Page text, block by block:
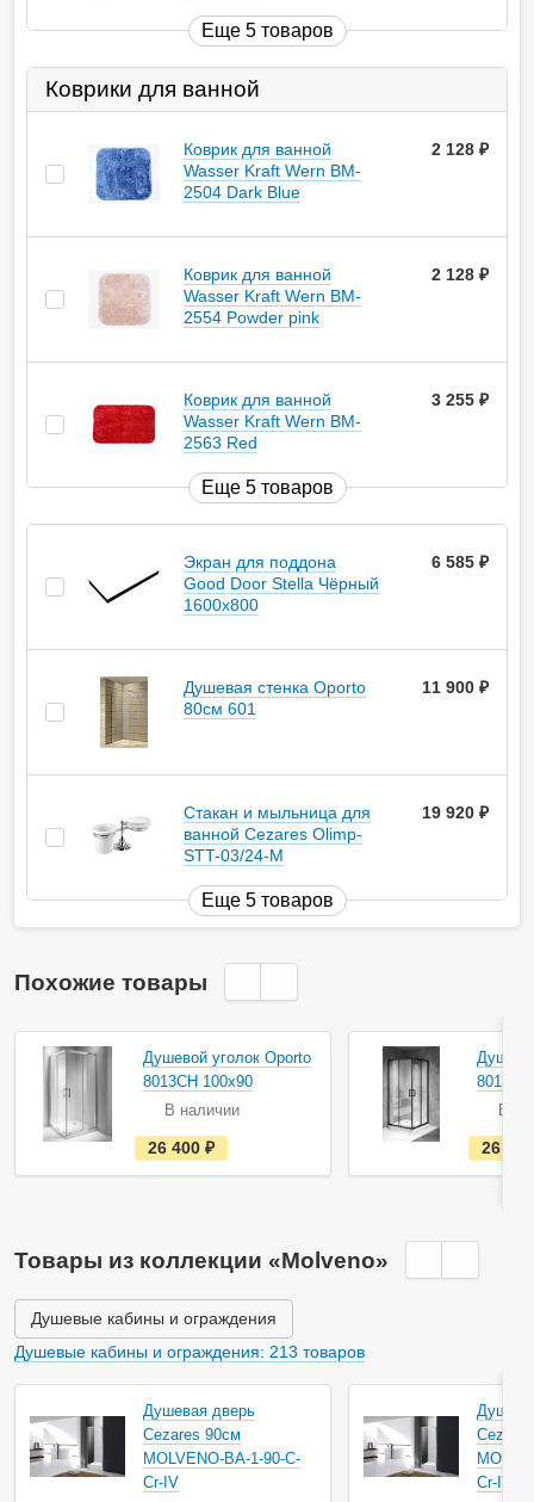
Еще 5 товаров
Коврики для ванной
Коврик для ванной
Wasser Kraft Wern BM-
2504 Dark Blue
2 128
Коврик для ванной
Wasser Kraft Wern BM-
2554 Powder pink
2 128
Коврик для ванной
Wasser Kraft Wern BM-
2563 Red
3 255
Еще 5 товаров
Экран для поддона
Good Door Stella Чёрный
1600x800
6 585
Душевая стенка Oporto
80см 601
11 900
Стакан и мыльница для
ванной Cezares Olimp-
STT-03/24-M
19 920
Еще 5 товаров
Похожие товары
Душевой уголок Oporto
8013CH 100x90
В наличии
е
с
т
л
и
26 400
8013B
В
26
Товары из коллекции «Molveno»
Душевые кабины и ограждения
Душевые кабины и ограждения: 213 товаров
Душевая дверь
Cezares 90см
MOLVENO-BA-1-90-C-
Cr-IV
Cr-IV